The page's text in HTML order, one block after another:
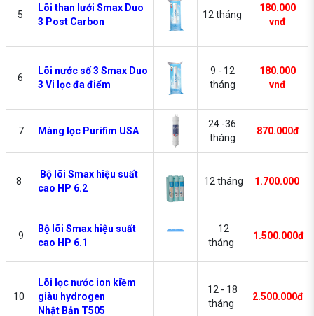
5
Lõi than lưới Smax Duo
3 Post Carbon
12 tháng
180.000
vnđ
6
Lõi nước số 3 Smax Duo
3 Vi lọc đa điểm
9 - 12
tháng
180.000
vnđ
7 Màng lọc Purifim USA
24 -36
tháng
870.000đ
8
Bộ lõi Smax hiệu suất
cao HP 6.2
12 tháng 1.700.000
9
Bộ lõi Smax hiệu suất
cao HP 6.1
12
tháng
1.500.000đ
10
Lõi lọc nước ion kiềm
giàu hydrogen
Nhật Bản T505
12 - 18
tháng
2.500.000đ